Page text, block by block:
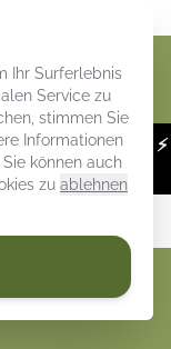
Ihr Surferlebnis
Service zu
stimmen Sie
Informationen
Sie können auch
zu ablehnen
unsere Favoriten! ⚡
übrig
ein